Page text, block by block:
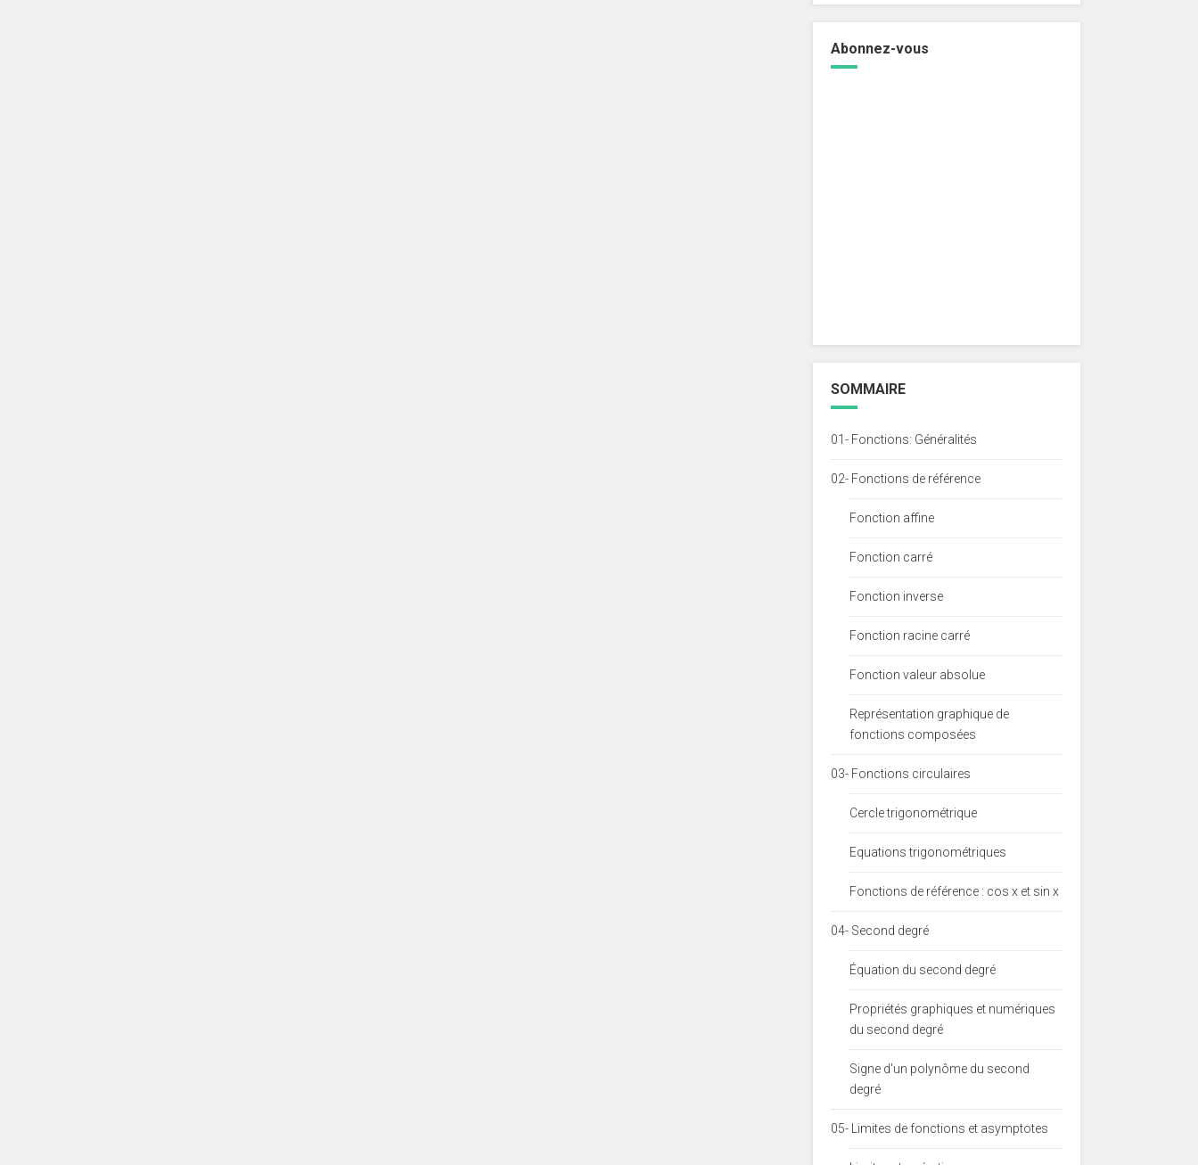
Abonnez-vous
SOMMAIRE
01- Fonctions: Généralités
02- Fonctions de référence
Fonction affine
Fonction carré
Fonction inverse
Fonction racine carré
Fonction valeur absolue
Représentation graphique de
fonctions composées
03- Fonctions circulaires
Cercle trigonométrique
Equations trigonométriques
Fonctions de référence : cos x et sin x
04- Second degré
Équation du second degré
Propriétés graphiques et numériques
du second degré
Signe d'un polynôme du second
degré
05- Limites de fonctions et asymptotes